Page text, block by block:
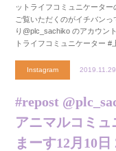
ットライフコミュニケーター
ご覧いただくのが イチバン️
り @plc_sachiko のアカウン
トライフコミュニケーター #
Instagram 2019.11.29
#repost
アニマルコミ
まーす 12月10